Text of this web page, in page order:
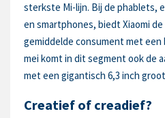
sterkste Mi-lijn. Bij de phablets,
en smartphones, biedt Xiaomi
gemiddelde consument met een
mei komt in dit segment ook de
met een gigantisch 6,3 inch
Creatief of creadief?